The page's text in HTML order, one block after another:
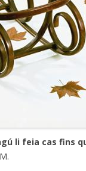
li feia cas fins